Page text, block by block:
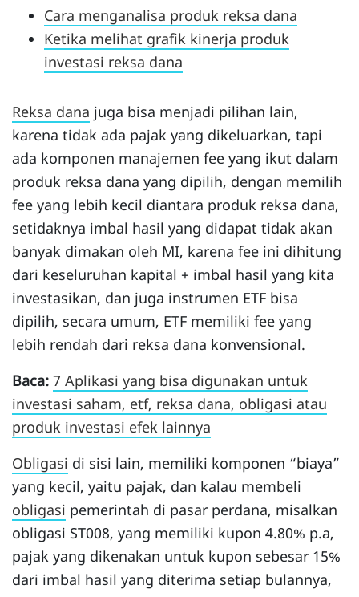
Cara menganalisa produk reksa dana
Ketika melihat grafik kinerja produk
investasi reksa dana
Reksa dana juga bisa menjadi pilihan lain,
karena tidak ada pajak yang dikeluarkan, tapi
ada komponen manajemen fee yang ikut dalam
produk reksa dana yang dipilih, dengan memilih
fee yang lebih kecil diantara produk reksa dana,
setidaknya imbal hasil yang didapat tidak akan
banyak dimakan oleh MI, karena fee ini dihitung
dari keseluruhan kapital + imbal hasil yang kita
investasikan, dan juga instrumen ETF bisa
dipilih, secara umum, ETF memiliki fee yang
lebih rendah dari reksa dana konvensional.
Baca: 7 Aplikasi yang bisa digunakan untuk
investasi saham, etf, reksa dana, obligasi atau
produk investasi efek lainnya
Obligasi di sisi lain, memiliki komponen “biaya”
yang kecil, yaitu pajak, dan kalau membeli
obligasi pemerintah di pasar perdana, misalkan
obligasi ST008, yang memiliki kupon 4.80% p.a,
pajak yang dikenakan untuk kupon sebesar 15%
dari imbal hasil yang diterima setiap bulannya,